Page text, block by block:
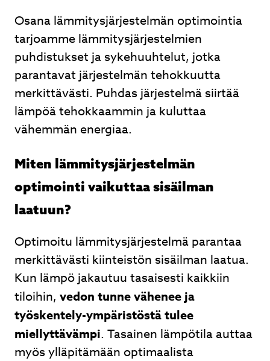
Osana lämmitysjärjestelmän optimointia
tarjoamme lämmitysjärjestelmien
puhdistukset ja sykehuuhtelut, jotka
parantavat järjestelmän tehokkuutta
merkittävästi. Puhdas järjestelmä siirtää
lämpöä tehokkaammin ja kuluttaa
vähemmän energiaa.
Miten lämmitysjärjestelmän
optimointi vaikuttaa sisäilman
laatuun?
Optimoitu lämmitysjärjestelmä parantaa
merkittävästi kiinteistön sisäilman laatua.
Kun lämpö jakautuu tasaisesti kaikkiin
tiloihin, vedon tunne vähenee ja
työskentely-ympäristöstä tulee
miellyttävämpi. Tasainen lämpötila auttaa
myös ylläpitämään optimaalista